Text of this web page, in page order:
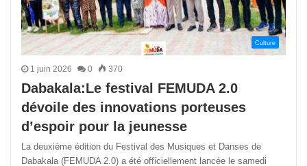
Culture
1 juin 2026 0 370
Dabakala:Le festival FEMUDA 2.0
dévoile des innovations porteuses
d’espoir pour la jeunesse
La deuxième édition du Festival des Musiques et Danses de
Dabakala (FEMUDA 2.0) a été officiellement lancée le samedi